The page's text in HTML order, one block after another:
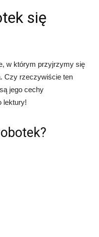
się
w którym przyjrzymy się
Czy rzeczywiście ten
jego cechy
lektury!